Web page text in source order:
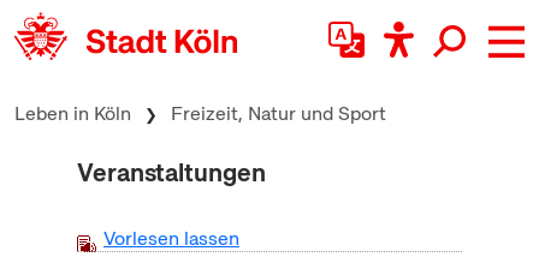
zum Inhalt springen
Leben in Köln Freizeit, Natur und Sport
Veranstaltungen
Vorlesen lassen